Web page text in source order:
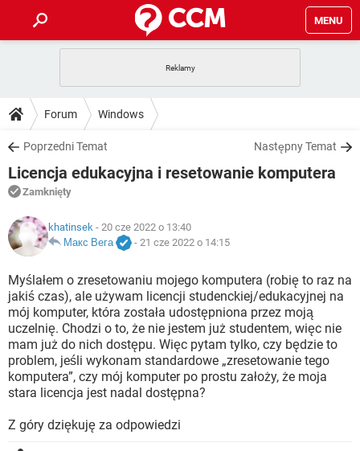
MENU
GRY
SPOTIFY
INSTAGRAM FACEBOOK
WINDOWS 10
PORADY
PlayStation
SPOTIFY
INSTAGRAM
WINDOWS 10
DO POBRANIA
ANDROID TIKTOK
GRY
IOS
INSTAGRAM
WINDOWS 10
FORUM
COVID-19
GRY WHATSAPP
INSTAGRAM FACEBOOK
WINDOWS 10
ARTYKUŁY
COVID-19
GRY WHATSAPP
SPOTIFY NETFLIX
INSTAGRAM FACEBOOK
WINDOWS 10
Forum Windows
Poprzedni Temat Następny Temat
Licencja edukacyjna i resetowanie komputera
Zamknięty
khatinsek - 20 cze 2022 o 13:40
Макс Вега
- 21 cze 2022 o 14:15
Myślałem o zresetowaniu mojego komputera (robię to raz na
jakiś czas), ale używam licencji studenckiej/edukacyjnej na
mój komputer, która została udostępniona przez moją
uczelnię. Chodzi o to, że nie jestem już studentem, więc nie
mam już do nich dostępu. Więc pytam tylko, czy będzie to
problem, jeśli wykonam standardowe „zresetowanie tego
komputera”, czy mój komputer po prostu założy, że moja
stara licencja jest nadal dostępna?
Z góry dziękuję za odpowiedzi